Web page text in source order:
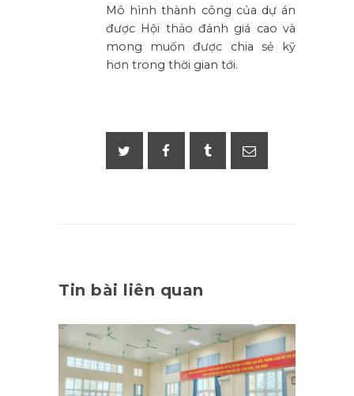
Mô hình thành công của dự án
được Hội thảo đánh giá cao và
mong muốn được chia sẻ kỹ
hơn trong thời gian tới.
Tin bài liên quan